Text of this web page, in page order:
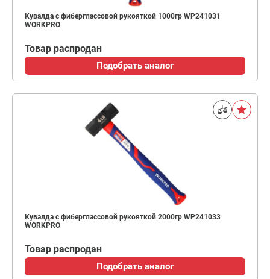
Кувалда с фиберглассовой рукояткой 1000гр WP241031
WORKPRO
Товар распродан
Подобрать аналог
Кувалда с фиберглассовой рукояткой 2000гр WP241033
WORKPRO
Товар распродан
Подобрать аналог